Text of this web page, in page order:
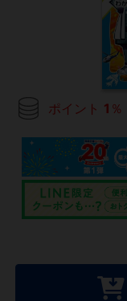
ポイント 1 ％